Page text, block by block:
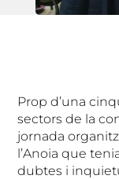
Prop d’una
sectors de la
jornada
l’Anoia que
dubtes i